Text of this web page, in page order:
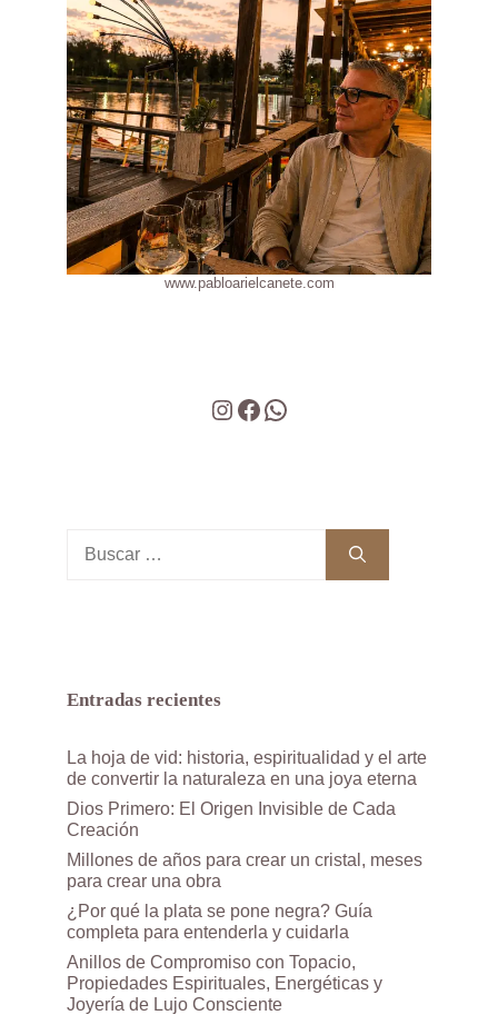
www.pabloarielcanete.com
Instagram
Facebook
WhatsApp
Entradas recientes
La hoja de vid: historia, espiritualidad y el arte
de convertir la naturaleza en una joya eterna
Dios Primero: El Origen Invisible de Cada
Creación
Millones de años para crear un cristal, meses
para crear una obra
¿Por qué la plata se pone negra? Guía
completa para entenderla y cuidarla
Anillos de Compromiso con Topacio,
Propiedades Espirituales, Energéticas y
Joyería de Lujo Consciente